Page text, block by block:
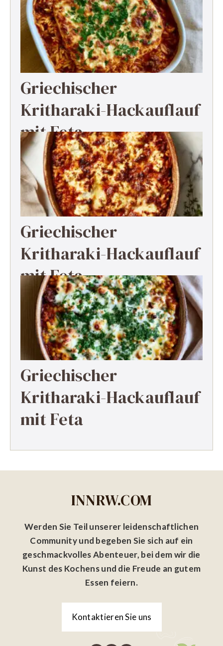
Griechischer
Kritharaki-Hackauflauf
mit Feta
Griechischer
Kritharaki-Hackauflauf
mit Feta
Griechischer
Kritharaki-Hackauflauf
mit Feta
INNRW.COM
Werden Sie Teil unserer leidenschaftlichen
Community und begeben Sie sich auf ein
geschmackvolles Abenteuer, bei dem wir die
Kunst des Kochens und die Freude an gutem
Essen feiern.
Kontaktieren Sie uns